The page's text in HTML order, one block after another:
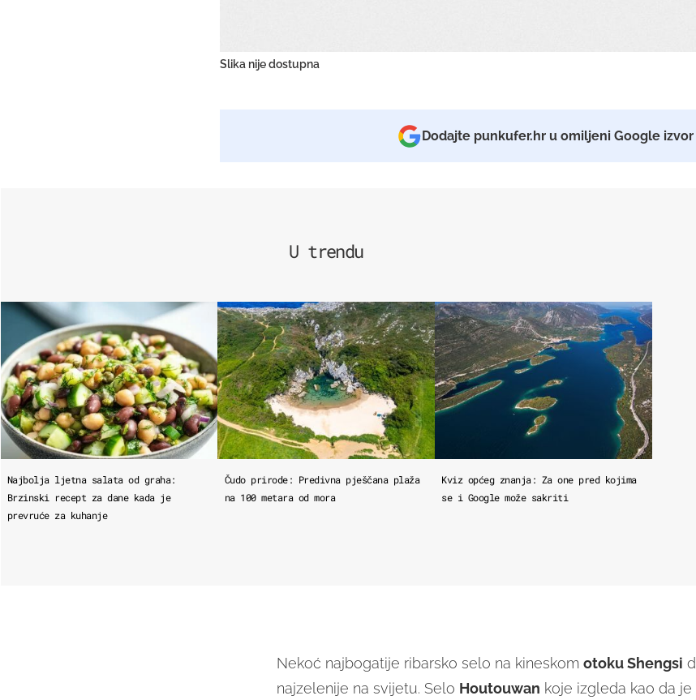
Slika nije dostupna
Dodajte punkufer.hr u omiljeni Google izvor
U trendu
Najbolja ljetna salata od graha:
Brzinski recept za dane kada je
prevruće za kuhanje
Čudo prirode: Predivna pješčana plaža
na 100 metara od mora
Kviz općeg znanja: Za one pred kojima
se i Google može sakriti
Nekoć najbogatije ribarsko selo na kineskom otoku Shengsi
najzelenije na svijetu. Selo Houtouwan koje izgleda kao da